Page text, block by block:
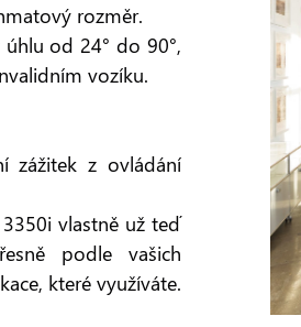
rozměr.
od 24° do 90°,
vozíku.
zážitek z ovládání
vlastně už teď
podle vašich
které využíváte.